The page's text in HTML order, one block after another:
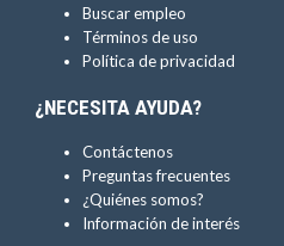
Buscar empleo
Términos de uso
Política de privacidad
¿NECESITA AYUDA?
Contáctenos
Preguntas frecuentes
¿Quiénes somos?
Información de interés